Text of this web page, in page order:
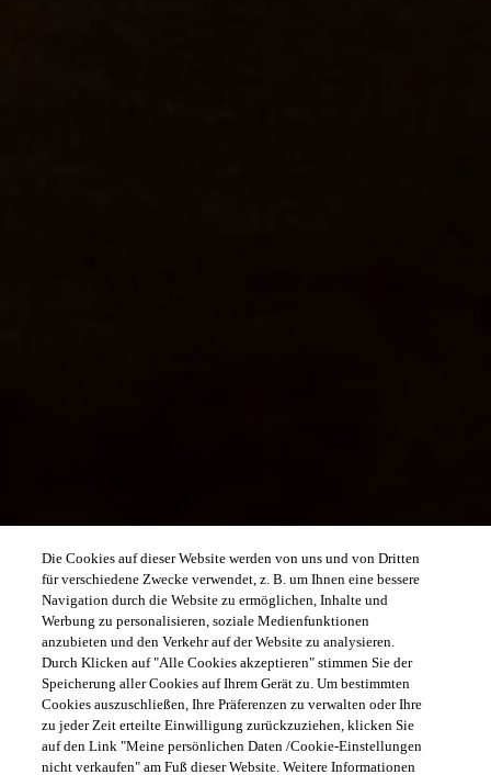
Die Cookies auf dieser Website werden von uns und von Dritten
für verschiedene Zwecke verwendet, z. B. um Ihnen eine bessere
Navigation durch die Website zu ermöglichen, Inhalte und
Werbung zu personalisieren, soziale Medienfunktionen
anzubieten und den Verkehr auf der Website zu analysieren.
Durch Klicken auf "Alle Cookies akzeptieren" stimmen Sie der
Speicherung aller Cookies auf Ihrem Gerät zu. Um bestimmten
Cookies auszuschließen, Ihre Präferenzen zu verwalten oder Ihre
zu jeder Zeit erteilte Einwilligung zurückzuziehen, klicken Sie
auf den Link "Meine persönlichen Daten /Cookie-Einstellungen
nicht verkaufen" am Fuß dieser Website. Weitere Informationen